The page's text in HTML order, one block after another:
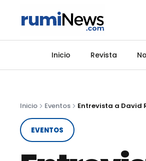
Inicio Revista
Inicio Eventos
EVENTOS